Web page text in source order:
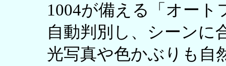
1004が備える「オー
自動判別し、シーンに
光写真や色かぶりも自